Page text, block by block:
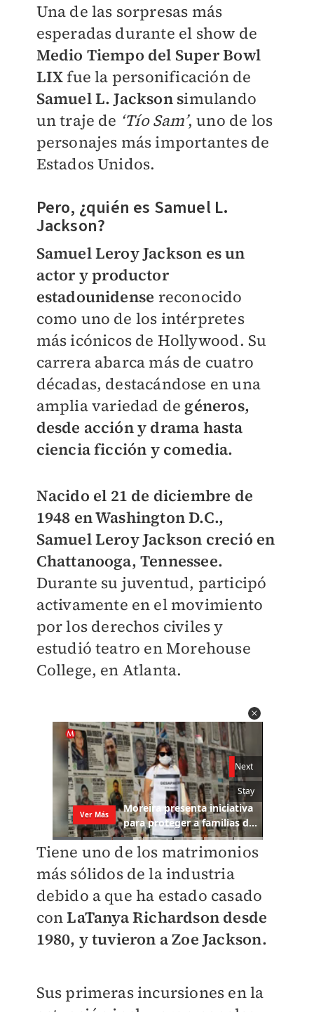
Una de las sorpresas más
esperadas durante el show de
Medio Tiempo del Super Bowl
LIXfue la personificación de
Samuel L. Jackson simulando
un traje de ‘Tío Sam’, uno de los
personajes más importantes de
Estados Unidos.
Pero, ¿quién es Samuel L.
Jackson?
Samuel Leroy Jackson es un
actor y productor
estadounidense reconocido
como uno de los intérpretes
más icónicos de Hollywood. Su
carrera abarca más de cuatro
décadas, destacándose en una
amplia variedad de géneros,
desde acción y drama hasta
ciencia ficción y comedia.
Nacido el 21 de diciembre de
1948 en Washington D.C.,
Samuel Leroy Jackson creció en
Chattanooga, Tennessee.
Durante su juventud, participó
activamente en el movimiento
por los derechos civiles y
estudió teatro en Morehouse
College, en Atlanta.
Tiene uno de los matrimonios
más sólidos de la industria
debido a que ha estado casado
conLaTanya Richardson desde
1980, y tuvieron a Zoe Jackson.
Sus primeras incursiones en la